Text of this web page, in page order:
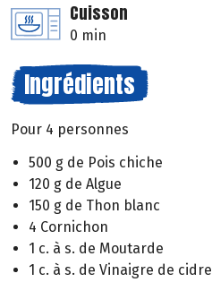
Cuisson
0 min
Ingrédients
Pour 4 personnes
500 g de Pois chiche
120 g de Algue
150 g de Thon blanc
4 Cornichon
1 c. à s. de Moutarde
1 c. à s. de Vinaigre de cidre